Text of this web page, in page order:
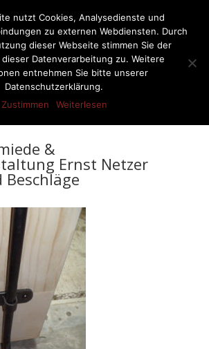
&
Ernst Netzer
nutzt Cookies, Analysedienste und
zu externen Webdiensten. Durch
dieser Webseite stimmen Sie der
Datenverarbeitung zu. Weitere
entnehmen Sie bitte unserer
Datenschutzerklärung.
Zustimmen
Weiterlesen